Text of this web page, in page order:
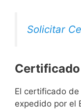
Solicitar
El certificado
expedido por el